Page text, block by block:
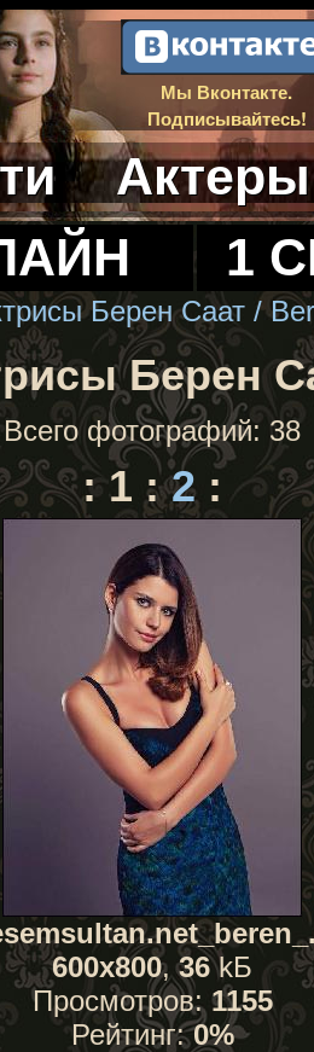
Мы Вконтакте.
Подписывайтесь!
Актеры
1
Берен Саат /
Берен
Всего фотографий: 38
:1 :2 :
600x800,36kБ
Просмотров: 1155
Рейтинг:0%